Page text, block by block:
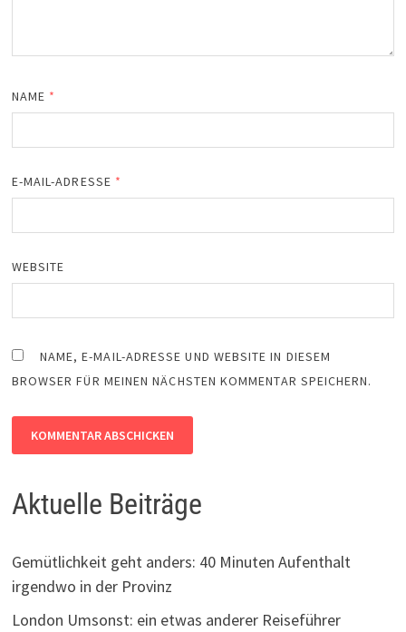
NAME *
E-MAIL-ADRESSE *
WEBSITE
NAME, E-MAIL-ADRESSE UND WEBSITE IN DIESEM
BROWSER FÜR MEINEN NÄCHSTEN KOMMENTAR SPEICHERN.
Aktuelle Beiträge
Gemütlichkeit geht anders: 40 Minuten Aufenthalt
irgendwo in der Provinz
London Umsonst: ein etwas anderer Reiseführer